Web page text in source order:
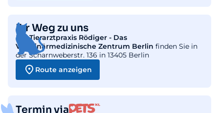
Ihr Weg zu uns
DieTierarztpraxis Rödiger - Das
Veterinärmedizinische Zentrum Berlin finden Sie in
der Scharnweberstr. 136 in 13405 Berlin
Route anzeigen
Termin via